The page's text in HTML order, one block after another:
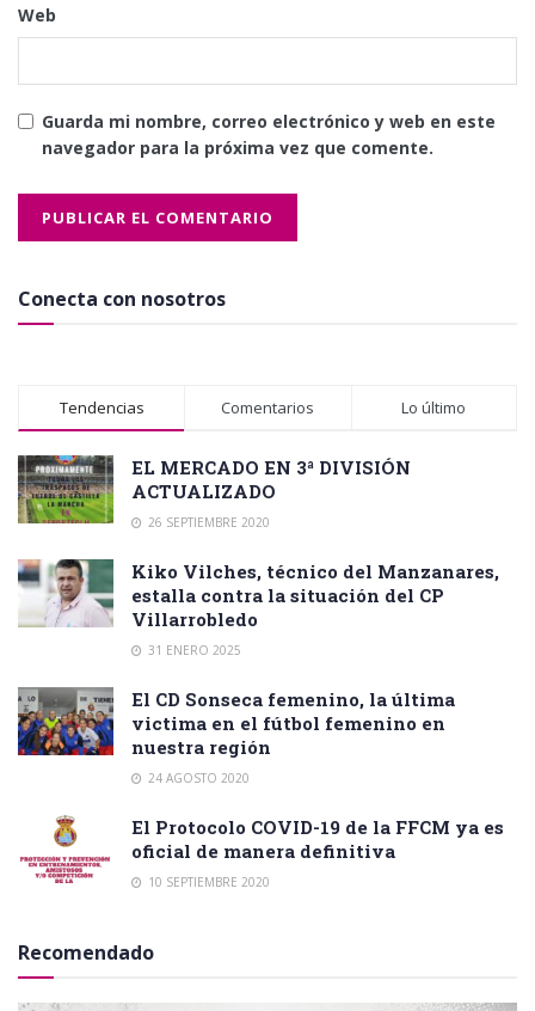
Web
Guarda mi nombre, correo electrónico y web en este
navegador para la próxima vez que comente.
Conecta con nosotros
Tendencias Comentarios Lo último
EL MERCADO EN 3ª DIVISIÓN
ACTUALIZADO
26 SEPTIEMBRE 2020
Kiko Vilches, técnico del Manzanares,
estalla contra la situación del CP
Villarrobledo
31 ENERO 2025
El CD Sonseca femenino, la última
victima en el fútbol femenino en
nuestra región
24 AGOSTO 2020
El Protocolo COVID-19 de la FFCM ya es
oficial de manera definitiva
10 SEPTIEMBRE 2020
Recomendado